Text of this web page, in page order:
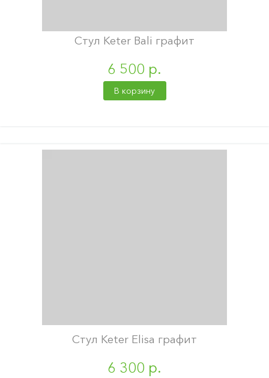
Стул Keter Bali графит
6 500 р.
В корзину
Стул Keter Elisa графит
6 300 р.